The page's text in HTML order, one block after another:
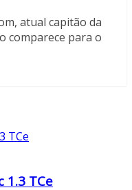
atual capitão da
comparece para o
1.3 TCe